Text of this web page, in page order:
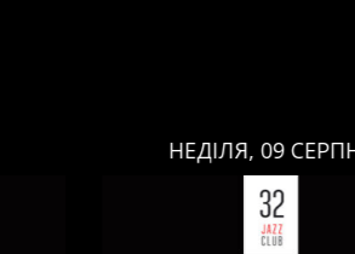
НЕДІЛЯ, 09